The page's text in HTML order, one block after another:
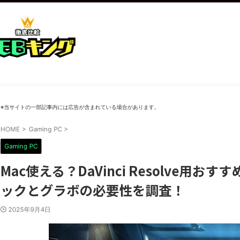
※当サイトの一部記事内には広告が含まれている場合があります。
HOME > Gaming PC >
Gaming PC
Mac使える？DaVinci Resolve用おすす
ックとグラボの必要性を調査！
2025年9月4日